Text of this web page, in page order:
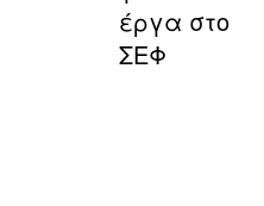
έργα στο
ΣΕΦ